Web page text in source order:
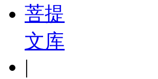
菩提
文库
|